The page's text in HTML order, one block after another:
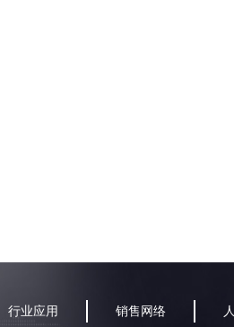
行业应用 销售网络